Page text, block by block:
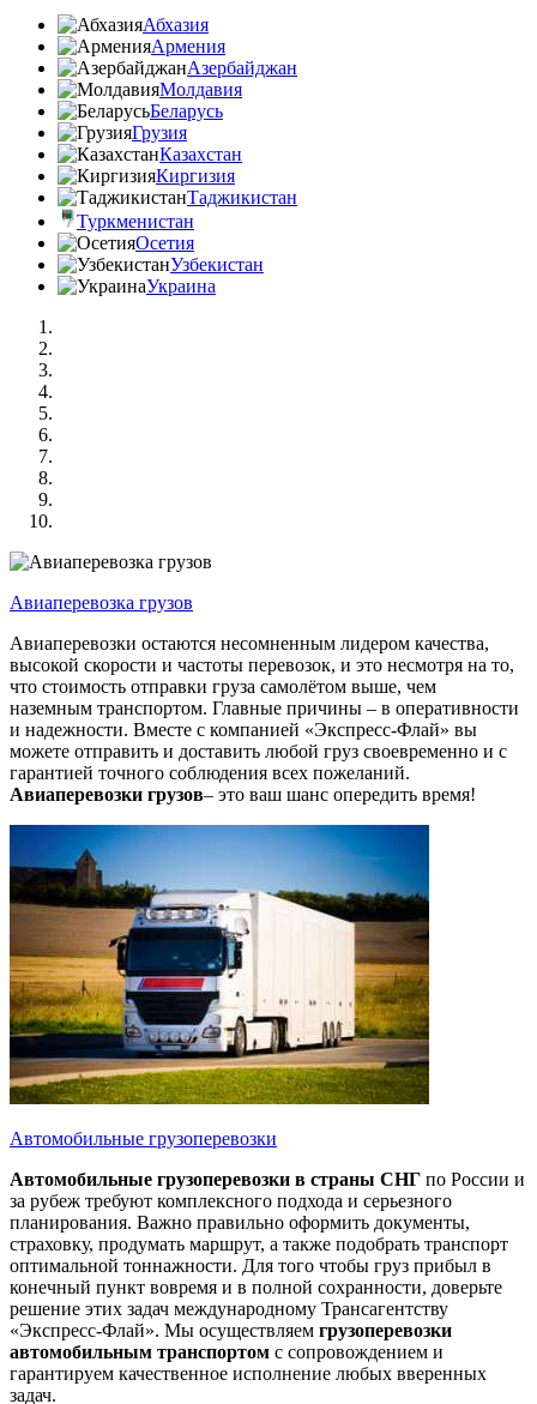
Абхазия
Армения
Азербайджан
Молдавия
Беларусь
Грузия
Казахстан
Киргизия
Таджикистан
Туркменистан
Осетия
Узбекистан
Украина
Авиаперевозка грузов
Авиаперевозки остаются несомненным лидером качества,
высокой скорости и частоты перевозок, и это несмотря на то,
что стоимость отправки груза самолётом выше, чем
наземным транспортом. Главные причины – в оперативности
и надежности. Вместе с компанией «Экспресс-Флай» вы
можете отправить и доставить любой груз своевременно и с
гарантией точного соблюдения всех пожеланий.
Авиаперевозки грузов– это ваш шанс опередить время!
Автомобильные грузоперевозки
Автомобильные грузоперевозки в страны СНГ по России и
за рубеж требуют комплексного подхода и серьезного
планирования. Важно правильно оформить документы,
страховку, продумать маршрут, а также подобрать транспорт
оптимальной тоннажности. Для того чтобы груз прибыл в
конечный пункт вовремя и в полной сохранности, доверьте
решение этих задач международному Трансагентству
«Экспресс-Флай». Мы осуществляем грузоперевозки
автомобильным транспортом с сопровождением и
гарантируем качественное исполнение любых вверенных
задач.